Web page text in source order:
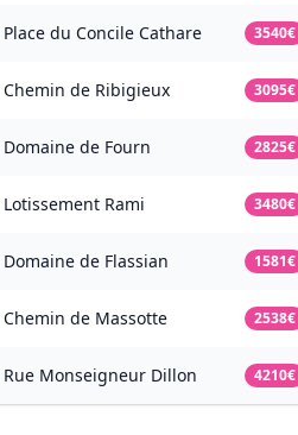
Place du Concile Cathare 3540€
Chemin de Ribigieux 3095€
Domaine de Fourn 2825€
Lotissement Rami 3480€
Domaine de Flassian 1581€
Chemin de Massotte 2538€
Rue Monseigneur Dillon 4210€